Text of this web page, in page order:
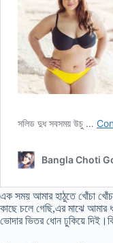
এক সময় আমার হাঠুতে খোঁচা
কাছে চলে গেছি,এর মাঝে
ভোদার ভিতর ধোন ঢুকিয়ে